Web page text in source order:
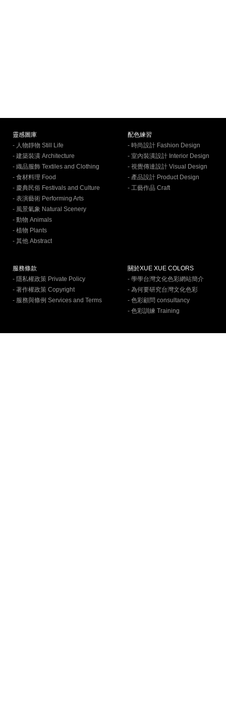
靈感圖庫
- 人物靜物 Still Life
- 建築裝潢 Architecture
- 織品服飾 Textiles and Clothing
- 食材料理 Food
- 慶典民俗 Festivals and Culture
- 表演藝術 Performing Arts
- 風景氣象 Natural Scenery
- 動物 Animals
- 植物 Plants
- 其他 Abstract
配色練習
- 時尚設計 Fashion Design
- 室內裝潢設計 Interior Design
- 視覺傳達設計 Visual Design
- 產品設計 Product Design
- 工藝作品 Craft
服務條款
- 隱私權政策 Private Policy
- 著作權政策 Copyright
- 服務與條例 Services and Terms
關於XUE XUE COLORS
- 學學台灣文化色彩網站簡介
- 為何要研究台灣文化色彩
- 色彩顧問 consultancy
- 色彩訓練 Training